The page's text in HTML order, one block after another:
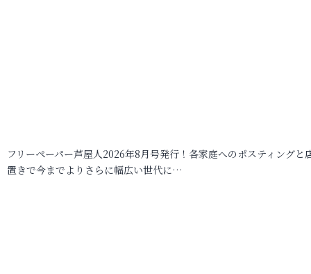
フリーペーパー芦屋人2026年8月号発行！各家庭へのポスティングと
置きで今までよりさらに幅広い世代に…